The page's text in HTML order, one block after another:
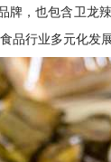
，也包含卫龙
品行业多元化发展